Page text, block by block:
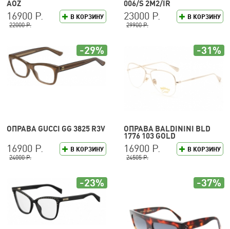
AOZ
В КОРЗИНУ
16900 Р.
22000 Р.
006/S 2M2/IR
В КОРЗИНУ
23000 Р.
29900 Р.
ОПРАВА GUCCI GG 3825 R3V
В КОРЗИНУ
16900 Р.
24000 Р.
-29%
ОПРАВА BALDININI BLD
1776 103 GOLD
В КОРЗИНУ
16900 Р.
24505 Р.
-31%
-23% -37%